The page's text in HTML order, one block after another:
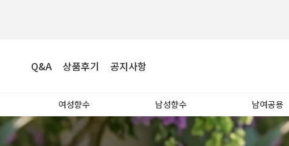
Q&A 상품후기 공지사항
여성향수 남성향수 남여공용